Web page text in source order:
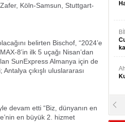
Köln-Samsun, Stuttgart-
belirten Bischof, “2024’e
8’in ilk 5 uçağı Nisan’dan
SunExpress Almanya için de
çıkışlı uluslararası
devam etti “Biz, dünyanın en
en büyük 2. hizmet